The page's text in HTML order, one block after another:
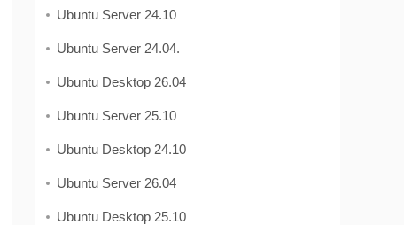
Ubuntu Server 24.10
Ubuntu Server 24.04.
Ubuntu Desktop 26.04
Ubuntu Server 25.10
Ubuntu Desktop 24.10
Ubuntu Server 26.04
Ubuntu Desktop 25.10